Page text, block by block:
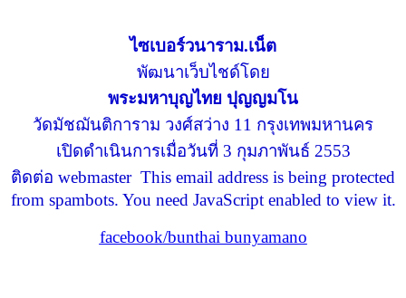
ไซเบอร์วนาราม.เน็ต
พัฒนาเว็บไชด์โดย
พระมหาบุญไทย ปุญญมโน
วัดมัชฌันติการาม วงศ์สว่าง 11 กรุงเทพมหานคร
เปิดดำเนินการเมื่อวันที่ 3 กุมภาพันธ์ 2553
ติดต่อ webmaster This email address is being protected
from spambots. You need JavaScript enabled to view it.
facebook/bunthai bunyamano